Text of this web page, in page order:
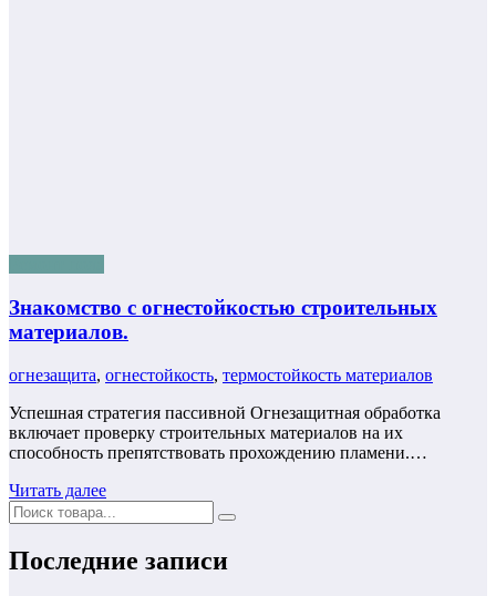
Знакомство с огнестойкостью строительных
материалов.
огнезащита, огнестойкость, термостойкость материалов
Успешная стратегия пассивной Огнезащитная обработка
включает проверку строительных материалов на их
способность препятствовать прохождению пламени.…
Читать далее
Последние записи